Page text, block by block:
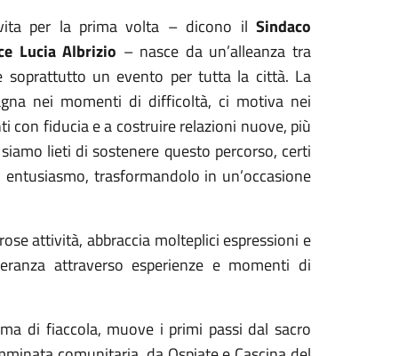
vita per la prima volta – dicono il Sindaco
Lucia Albrizio – nasce da un’alleanza tra
soprattutto un evento per tutta la città. La
nei momenti di difficoltà, ci motiva nei
con fiducia e a costruire relazioni nuove, più
lieti di sostenere questo percorso, certi
trasformandolo in un’occasione
attività, abbraccia molteplici espressioni e
attraverso esperienze e momenti di
di fiaccola, muove i primi passi dal sacro